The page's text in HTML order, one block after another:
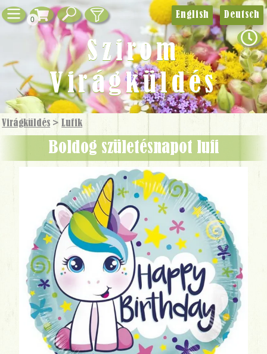
0
Virágküldés > Lufik
Boldog születésnapot lufi
English Deutsch
Szirom
Virágküldés